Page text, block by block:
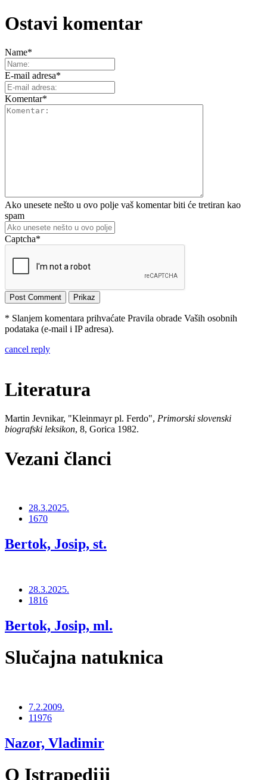
Ostavi komentar
Name*
E-mail adresa*
Komentar*
Ako unesete nešto u ovo polje vaš komentar biti će tretiran kao
spam
Captcha*
* Slanjem komentara prihvaćate Pravila obrade Vaših osobnih
podataka (e-mail i IP adresa).
cancel reply
Literatura
Martin Jevnikar, "Kleinmayr pl. Ferdo", Primorski slovenski
biografski leksikon, 8, Gorica 1982.
Vezani članci
28.3.2025.
1670
Bertok, Josip, st.
28.3.2025.
1816
Bertok, Josip, ml.
Slučajna natuknica
7.2.2009.
11976
Nazor, Vladimir
O Istrapediji